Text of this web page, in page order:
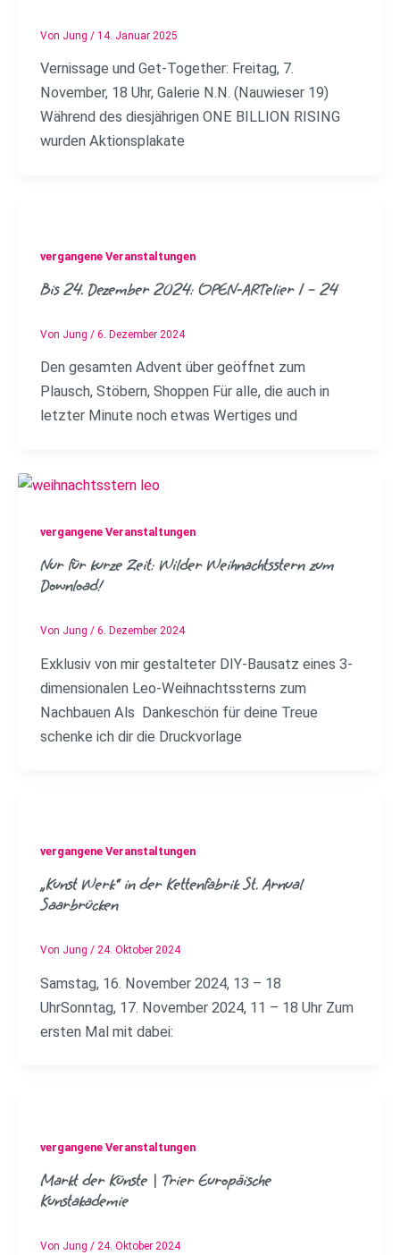
Von Jung / 14. Januar 2025
Vernissage und Get-Together: Freitag, 7.
November, 18 Uhr, Galerie N.N. (Nauwieser 19)
Während des diesjährigen ONE BILLION RISING
wurden Aktionsplakate
vergangene Veranstaltungen
Bis 24. Dezember 2024: OPEN-ARTelier 1 – 24
Von Jung / 6. Dezember 2024
Den gesamten Advent über geöffnet zum
Plausch, Stöbern, Shoppen Für alle, die auch in
letzter Minute noch etwas Wertiges und
vergangene Veranstaltungen
Nur für kurze Zeit: Wilder Weihnachtsstern zum
Download!
Von Jung / 6. Dezember 2024
Exklusiv von mir gestalteter DIY-Bausatz eines 3-
dimensionalen Leo-Weihnachtssterns zum
Nachbauen Als Dankeschön für deine Treue
schenke ich dir die Druckvorlage
vergangene Veranstaltungen
„Kunst Werk“ in der Kettenfabrik St. Arnual
Saarbrücken
Von Jung / 24. Oktober 2024
Samstag, 16. November 2024, 13 – 18
UhrSonntag, 17. November 2024, 11 – 18 Uhr Zum
ersten Mal mit dabei:
vergangene Veranstaltungen
Markt der Künste | Trier Europäische
Kunstakademie
Von Jung / 24. Oktober 2024